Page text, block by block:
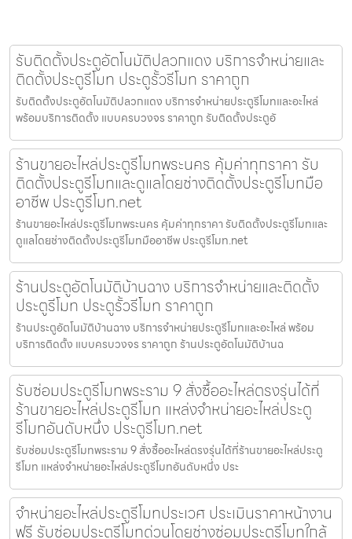
รับติดตั้งประตูอัตโนมัติปลวกแดง บริการจำหน่ายและ
ติดตั้งประตูรีโมท ประตูรั้วรีโมท ราคาถูก
รับติดตั้งประตูอัตโนมัติปลวกแดง บริการจำหน่ายประตูรีโมทและอะไหล่
พร้อมบริการติดตั้ง แบบครบวงจร ราคาถูก รับติดตั้งประตูอั
ร้านขายอะไหล่ประตูรีโมทพระนคร คุ้มค่าทุกราคา รับ
ติดตั้งประตูรีโมทและดูแลโดยช่างติดตั้งประตูรีโมทมือ
อาชีพ ประตูรีโมท.net
ร้านขายอะไหล่ประตูรีโมทพระนคร คุ้มค่าทุกราคา รับติดตั้งประตูรีโมทและ
ดูแลโดยช่างติดตั้งประตูรีโมทมืออาชีพ ประตูรีโมท.net
ร้านประตูอัตโนมัติบ้านฉาง บริการจำหน่ายและติดตั้ง
ประตูรีโมท ประตูรั้วรีโมท ราคาถูก
ร้านประตูอัตโนมัติบ้านฉาง บริการจำหน่ายประตูรีโมทและอะไหล่ พร้อม
บริการติดตั้ง แบบครบวงจร ราคาถูก ร้านประตูอัตโนมัติบ้านฉ
รับซ่อมประตูรีโมทพระราม 9 สั่งซื้ออะไหล่ตรงรุ่นได้ที่
ร้านขายอะไหล่ประตูรีโมท แหล่งจำหน่ายอะไหล่ประตู
รีโมทอันดับหนึ่ง ประตูรีโมท.net
รับซ่อมประตูรีโมทพระราม 9 สั่งซื้ออะไหล่ตรงรุ่นได้ที่ร้านขายอะไหล่ประตู
รีโมท แหล่งจำหน่ายอะไหล่ประตูรีโมทอันดับหนึ่ง ประ
จำหน่ายอะไหล่ประตูรีโมทประเวศ ประเมินราคาหน้างาน
ฟรี รับซ่อมประตูรีโมทด่วนโดยช่างซ่อมประตูรีโมทใกล้